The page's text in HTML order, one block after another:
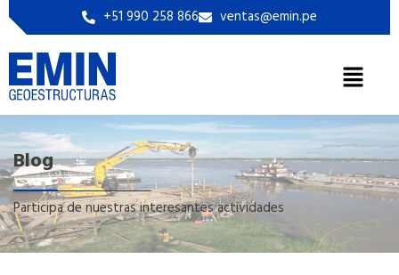
+51 990 258 866 ventas@emin.pe
Blog
Participa de nuestras interesantes actividades